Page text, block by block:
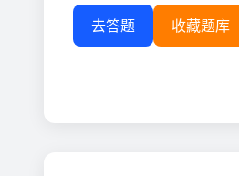
去答题 收藏题库